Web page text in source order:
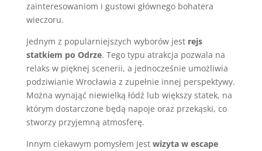
zainteresowaniom i gustowi głównego bohatera
wieczoru.
Jednym z popularniejszych wyborów jest rejs
statkiem po Odrze. Tego typu atrakcja pozwala na
relaks w pięknej scenerii, a jednocześnie umożliwia
podziwianie Wrocławia z zupełnie innej perspektywy.
Można wynająć niewielką łódź lub większy statek, na
którym dostarczone będą napoje oraz przekąski, co
stworzy przyjemną atmosferę.
Innym ciekawym pomysłem jest wizyta w escape